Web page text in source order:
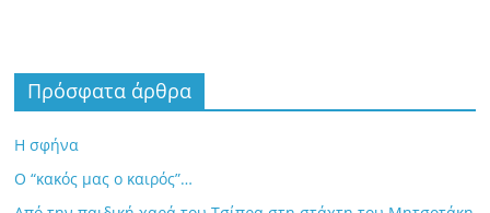
Πρόσφατα άρθρα
Η σφήνα
Ο “κακός μας ο καιρός”…